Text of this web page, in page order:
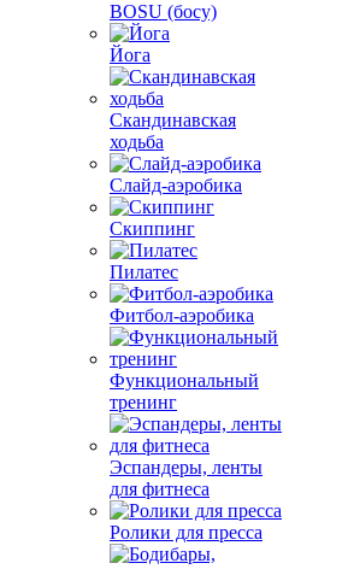
BOSU (босу)
Йога
Скандинавская
ходьба
Слайд-аэробика
Скиппинг
Пилатес
Фитбол-аэробика
Функциональный
тренинг
Эспандеры, ленты
для фитнеса
Ролики для пресса